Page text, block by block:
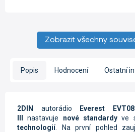
Zobrazit všechny
Popis Hodnocení Ostatní
2DIN autorádio Everest EVT08
IIInastavuje nové standardy ve
technologií. Na první pohled